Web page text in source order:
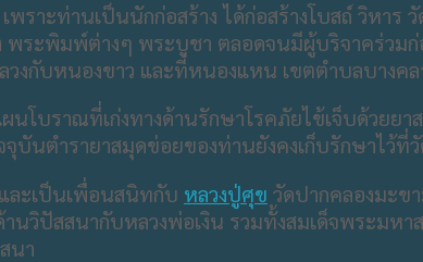
พราะท่านเป็นนักก่อสร้าง​ ได้ก่อสร้างโบสถ์ วิหาร
พระพิมพ์ต่างๆ พระบูชา ตลอดจนมีผู้บริจาคร่ว
งกับ​หนองขาว​ และที่​หนองแหน เขตตำบลบางค
โบราณที่เก่งทางด้านรักษาโรคภัยไข้เจ็บด้วยย
บันตำรายาสมุดข่อยของท่านยังคงเก็บรักษาไว้ที่
ละเป็นเพื่อนสนิทกับ​ หลวงปู่ศุข วัดปากคลองมะ
านวิปัสสนากับหลวงพ่อเงิน รวมทั้งสมเด็จพระมห
นา